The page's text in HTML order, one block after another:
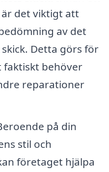
det viktigt att
av det
Detta görs för
faktiskt behöver
reparationer
på din
stil och
företaget hjälpa